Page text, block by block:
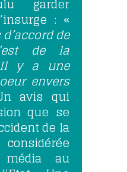
garder
: «
de
de la
Il y a une
envers
avis qui
que se
de la
au